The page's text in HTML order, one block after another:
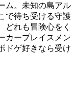
ム。未知の島アル
で待ち受ける守護
どれも冒険心をく
カープレイスメン
ドゲ好きなら受け